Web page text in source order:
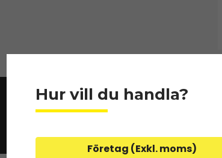
Hur vill du handla?
Företag (Exkl. moms)